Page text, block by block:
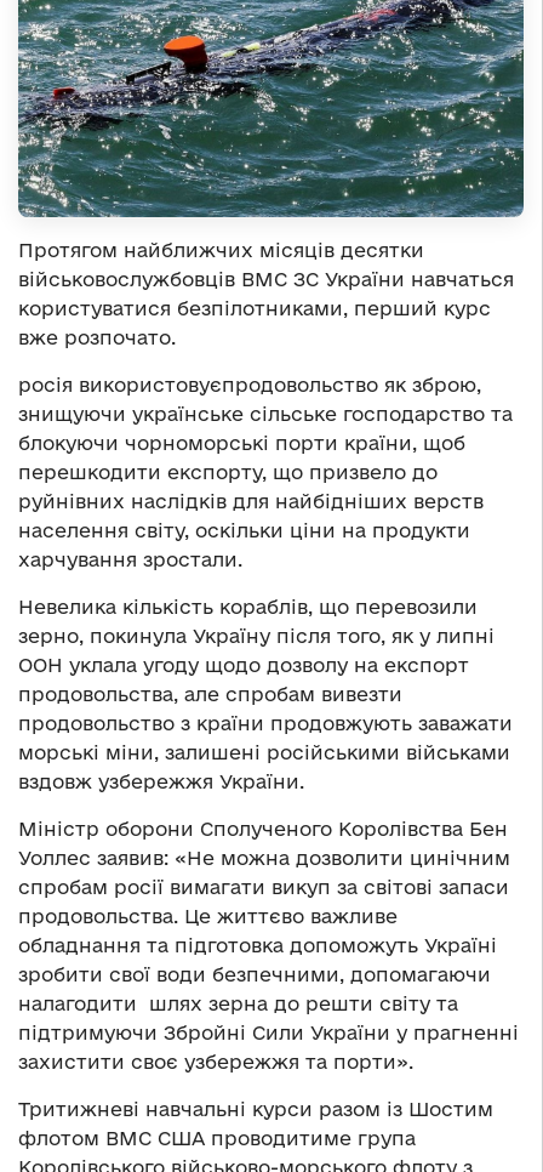
Протягом найближчих місяців десятки
військовослужбовців ВМС ЗС України навчаться
користуватися безпілотниками, перший курс
вже розпочато.
росія використовуєпродовольство як зброю,
знищуючи українське сільське господарство та
блокуючи чорноморські порти країни, щоб
перешкодити експорту, що призвело до
руйнівних наслідків для найбідніших верств
населення світу, оскільки ціни на продукти
харчування зростали.
Невелика кількість кораблів, що перевозили
зерно, покинула Україну після того, як у липні
ООН уклала угоду щодо дозволу на експорт
продовольства, але спробам вивезти
продовольство з країни продовжують заважати
морські міни, залишені російськими військами
вздовж узбережжя України.
Міністр оборони Сполученого Королівства Бен
Уоллес заявив: «Не можна дозволити цинічним
спробам росії вимагати викуп за світові запаси
продовольства. Це життєво важливе
обладнання та підготовка допоможуть Україні
зробити свої води безпечними, допомагаючи
налагодити шлях зерна до решти світу та
підтримуючи Збройні Сили України у прагненні
захистити своє узбережжя та порти».
Тритижневі навчальні курси разом із Шостим
флотом ВМС США проводитиме група